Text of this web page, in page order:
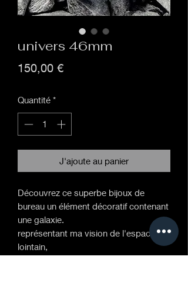
univers 46mm
150,00 €Prix
Quantité *
J'ajoute au panier
Découvrez ce superbe bijoux de
bureau un élément décoratif contenant
une galaxie.
représentant ma vision de l'espace
lointain,